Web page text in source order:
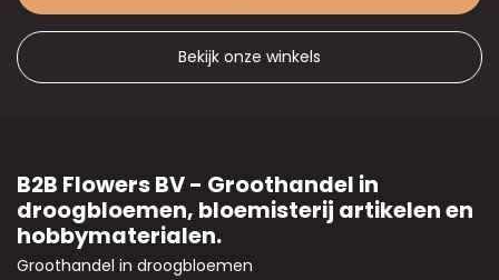
Bekijk onze winkels
B2B Flowers BV - Groothandel in
droogbloemen, bloemisterij artikelen en
hobbymaterialen.
Groothandel in droogbloemen